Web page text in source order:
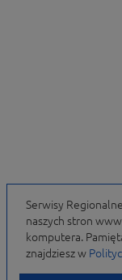
Serwisy
naszych stron
komputera.
znajdziesz w